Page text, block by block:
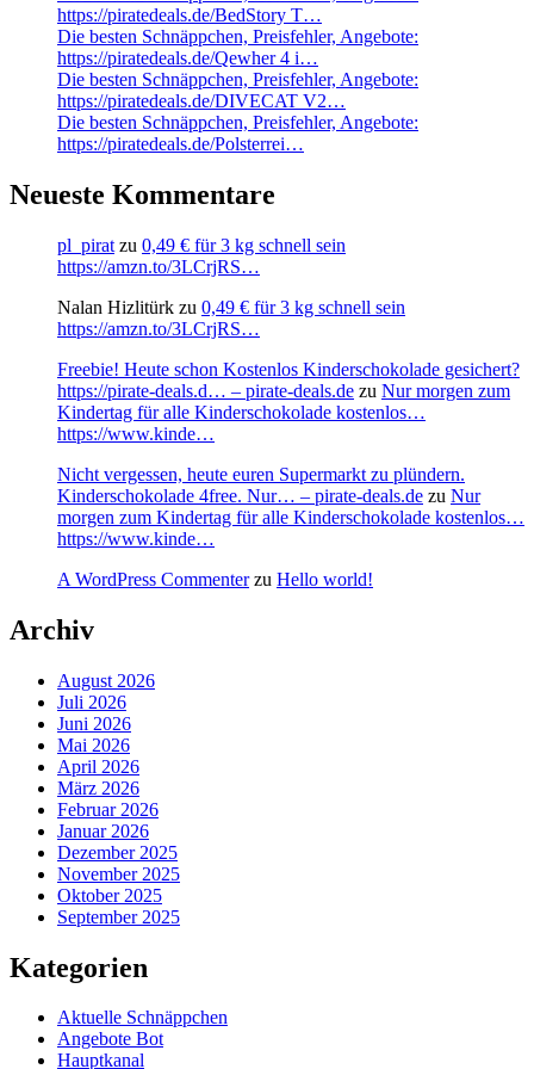
https://piratedeals.de/BedStory T…
Die besten Schnäppchen, Preisfehler, Angebote:
https://piratedeals.de/Qewher 4 i…
Die besten Schnäppchen, Preisfehler, Angebote:
https://piratedeals.de/DIVECAT V2…
Die besten Schnäppchen, Preisfehler, Angebote:
https://piratedeals.de/Polsterrei…
Neueste Kommentare
pl_pirat zu 0,49 € für 3 kg schnell sein
https://amzn.to/3LCrjRS…
Nalan Hizlitürk zu 0,49 € für 3 kg schnell sein
https://amzn.to/3LCrjRS…
Freebie! Heute schon Kostenlos Kinderschokolade gesichert?
https://pirate-deals.d… – pirate-deals.de zu Nur morgen zum
Kindertag für alle Kinderschokolade kostenlos…
https://www.kinde…
Nicht vergessen, heute euren Supermarkt zu plündern.
Kinderschokolade 4free. Nur… – pirate-deals.de zu Nur
morgen zum Kindertag für alle Kinderschokolade kostenlos…
https://www.kinde…
A WordPress Commenterzu Hello world!
Archiv
August 2026
Juli 2026
Juni 2026
Mai 2026
April 2026
März 2026
Februar 2026
Januar 2026
Dezember 2025
November 2025
Oktober 2025
September 2025
Kategorien
Aktuelle Schnäppchen
Angebote Bot
Hauptkanal